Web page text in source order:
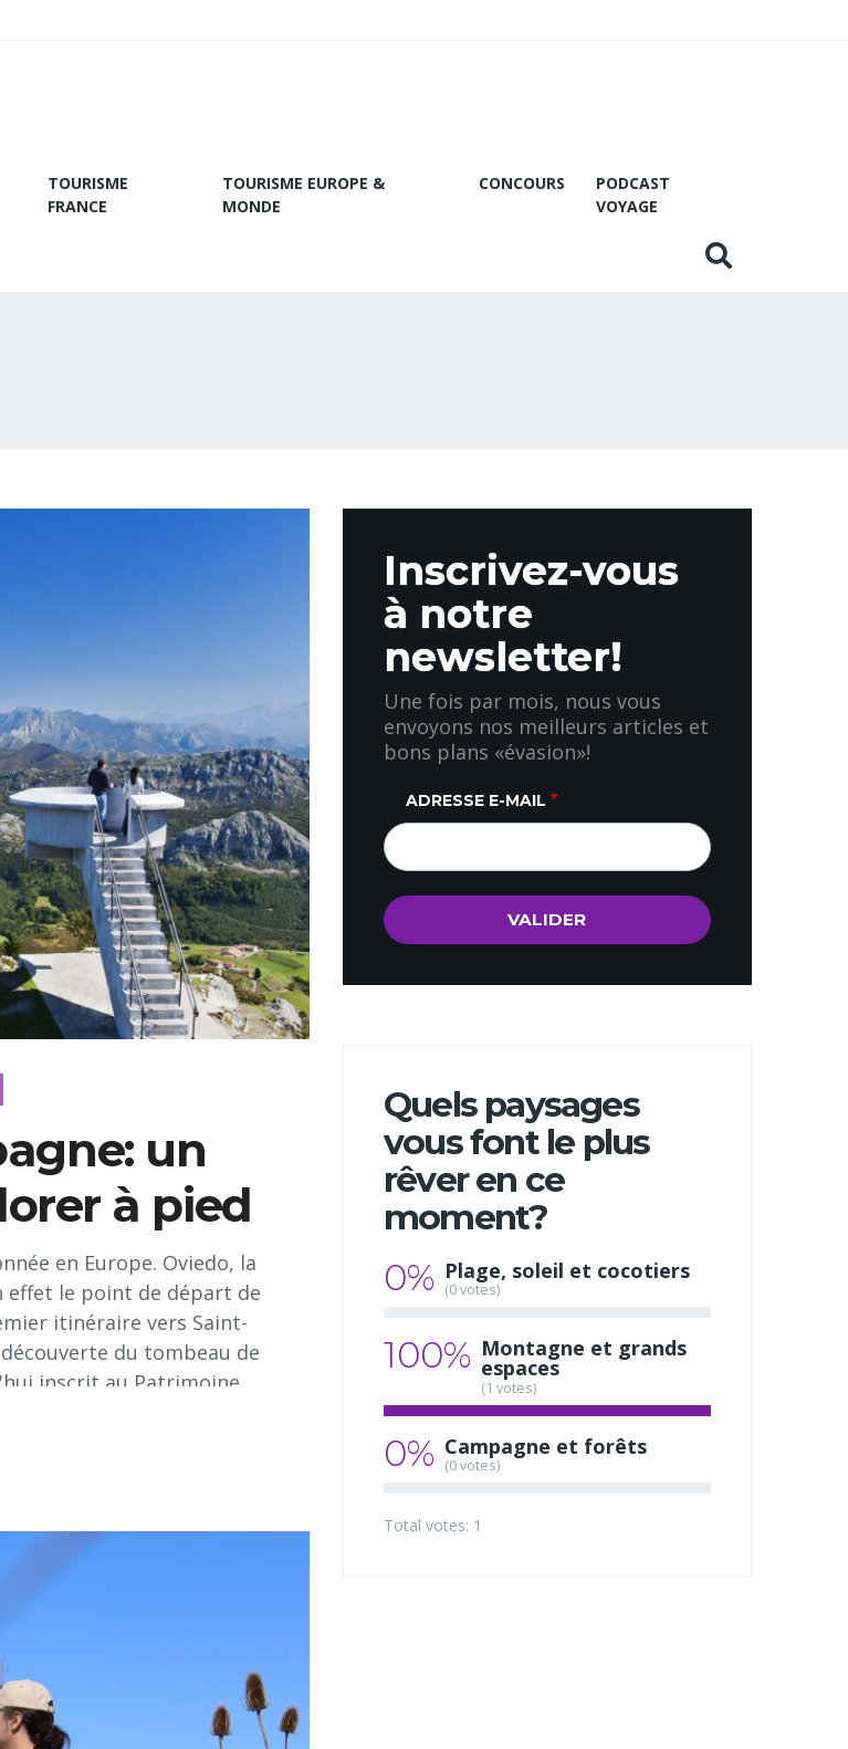
TOURISME
FRANCE
TOURISME EUROPE &
MONDE
CONCOURS
PODCAST
VOYAGE
un
à pied
en Europe. Oviedo, la
effet le point de départ de
itinéraire vers Saint-
du tombeau de
inscrit au Patrimoine
Inscrivez-vous
à notre
newsletter!
Une fois par mois, nous vous
envoyons nos meilleurs articles et
bons plans «évasion»!
ADRESSE E-MAIL
Quels paysages
vous font le plus
rêver en ce
moment?
0% Plage, soleil et cocotiers
(0 votes)
100% Montagne et grands
espaces
(1 votes)
0% Campagne et forêts
(0 votes)
Total votes: 1